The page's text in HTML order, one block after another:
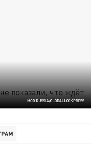
MOD RUSSIA/GLOBALLOOKPRESS